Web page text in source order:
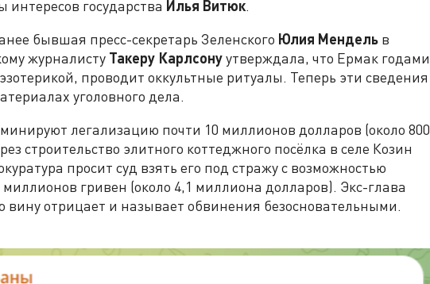
государства Илья Витюк.
бывшая пресс-секретарь Зеленского Юлия Мендель в
журналисту Такеру Карлсонуутверждала, что Ермак годами
проводит оккультные ритуалы. Теперь эти сведения
уголовного дела.
легализацию почти 10 миллионов долларов (около 800
строительство элитного коттеджного посёлка в селе Козин
просит суд взять его под стражу с возможностью
миллионов гривен (около 4,1 миллиона долларов). Экс-глава
вину отрицает и называет обвинения безосновательными.